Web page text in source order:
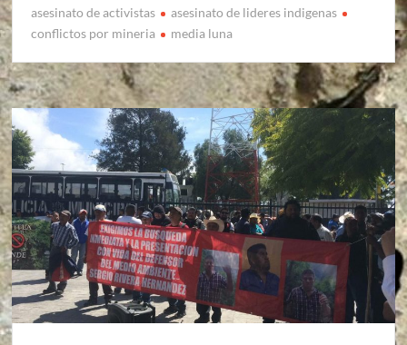
asesinato de activistas
asesinato de lideres indigenas
conflictos por mineria
media luna